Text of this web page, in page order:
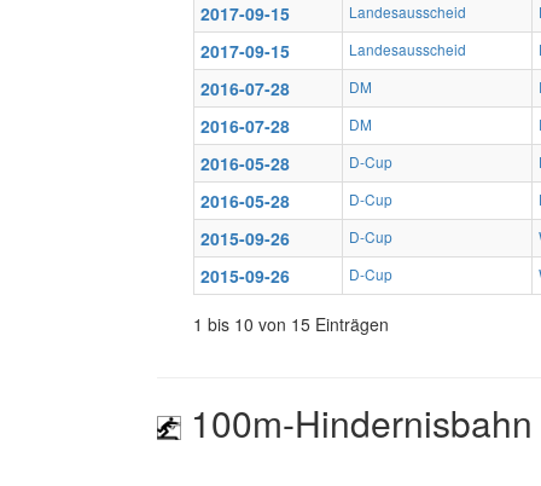
2017-09-15 Landesausscheid
2017-09-15 Landesausscheid
2016-07-28 DM
2016-07-28 DM
2016-05-28 D-Cup
2016-05-28 D-Cup
2015-09-26 D-Cup
2015-09-26 D-Cup
1 bis 10 von 15 Einträgen
100m-